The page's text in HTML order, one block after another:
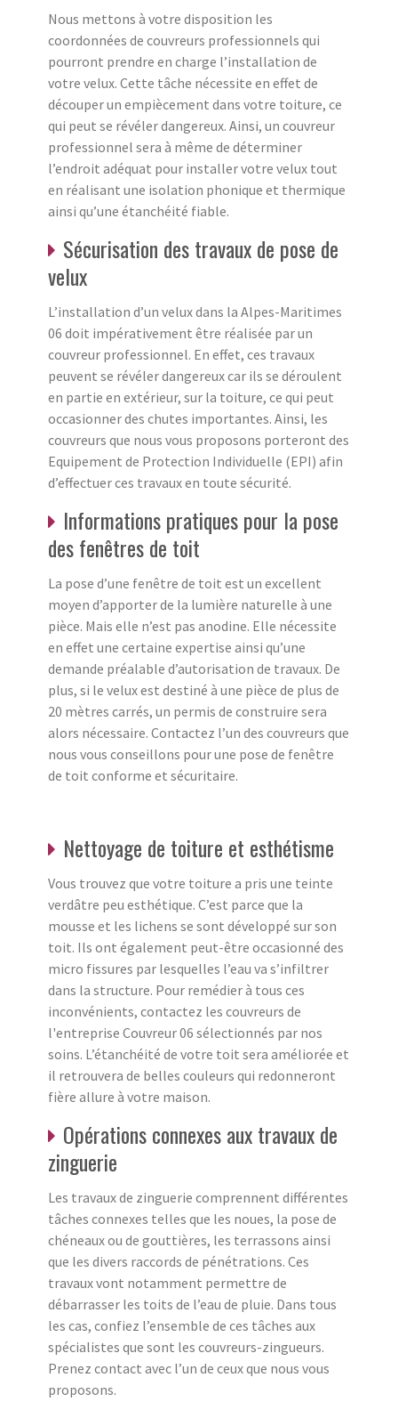
Nous mettons à votre disposition les
coordonnées de couvreurs professionnels qui
pourront prendre en charge l’installation de
votre velux. Cette tâche nécessite en effet de
découper un empiècement dans votre toiture, ce
qui peut se révéler dangereux. Ainsi, un couvreur
professionnel sera à même de déterminer
l’endroit adéquat pour installer votre velux tout
en réalisant une isolation phonique et thermique
ainsi qu’une étanchéité fiable.
Sécurisation des travaux de pose de
velux
L’installation d’un velux dans la Alpes-Maritimes
06 doit impérativement être réalisée par un
couvreur professionnel. En effet, ces travaux
peuvent se révéler dangereux car ils se déroulent
en partie en extérieur, sur la toiture, ce qui peut
occasionner des chutes importantes. Ainsi, les
couvreurs que nous vous proposons porteront des
Equipement de Protection Individuelle (EPI) afin
d’effectuer ces travaux en toute sécurité.
Informations pratiques pour la pose
des fenêtres de toit
La pose d’une fenêtre de toit est un excellent
moyen d’apporter de la lumière naturelle à une
pièce. Mais elle n’est pas anodine. Elle nécessite
en effet une certaine expertise ainsi qu’une
demande préalable d’autorisation de travaux. De
plus, si le velux est destiné à une pièce de plus de
20 mètres carrés, un permis de construire sera
alors nécessaire. Contactez l’un des couvreurs que
nous vous conseillons pour une pose de fenêtre
de toit conforme et sécuritaire.
Nettoyage de toiture et esthétisme
Vous trouvez que votre toiture a pris une teinte
verdâtre peu esthétique. C’est parce que la
mousse et les lichens se sont développé sur son
toit. Ils ont également peut-être occasionné des
micro fissures par lesquelles l’eau va s’infiltrer
dans la structure. Pour remédier à tous ces
inconvénients, contactez les couvreurs de
l'entreprise Couvreur 06 sélectionnés par nos
soins. L’étanchéité de votre toit sera améliorée et
il retrouvera de belles couleurs qui redonneront
fière allure à votre maison.
Opérations connexes aux travaux de
zinguerie
Les travaux de zinguerie comprennent différentes
tâches connexes telles que les noues, la pose de
chéneaux ou de gouttières, les terrassons ainsi
que les divers raccords de pénétrations. Ces
travaux vont notamment permettre de
débarrasser les toits de l’eau de pluie. Dans tous
les cas, confiez l’ensemble de ces tâches aux
spécialistes que sont les couvreurs-zingueurs.
Prenez contact avec l’un de ceux que nous vous
proposons.